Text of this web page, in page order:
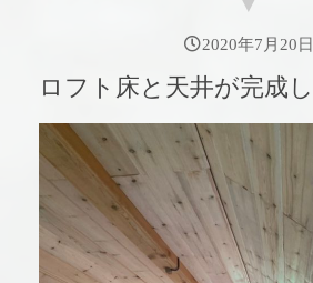
2020年7月20日
ロフト床と天井が完成